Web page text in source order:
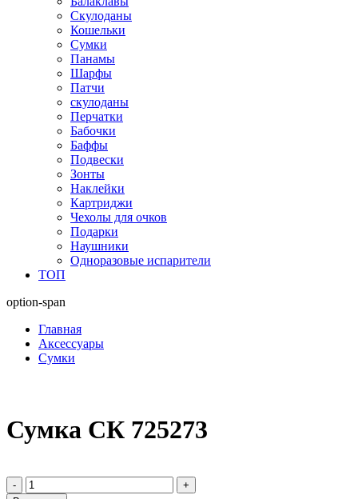
Скулоданы
Кошельки
Сумки
Панамы
Шарфы
Патчи
скулоданы
Перчатки
Бабочки
Баффы
Подвески
Зонты
Наклейки
Картриджи
Чехолы для очков
Подарки
Наушники
Одноразовые испарители
ТОП
option-span
Главная
Аксессуары
Сумки
Сумка СК 725273
-
+